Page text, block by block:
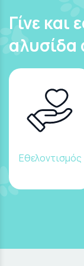
Γίνε και
αλυσίδα
Εθελοντισμός